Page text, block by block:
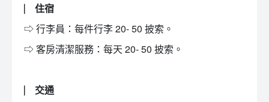
⎸ 住宿
⇨ 行李員：每件行李 20- 50 披索。
⇨ 客房清潔服務：每天 20- 50 披索。
⎸ 交通